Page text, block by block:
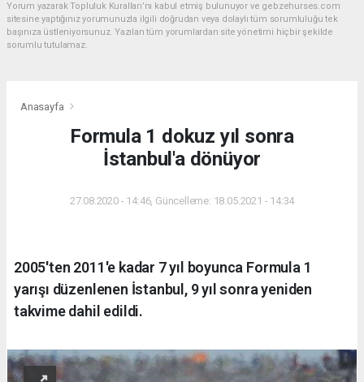
Yorum yazarak Topluluk Kuralları’nı kabul etmiş bulunuyor ve gebzehurses.com
sitesine yaptığınız yorumunuzla ilgili doğrudan veya dolaylı tüm sorumluluğu tek
başınıza üstleniyorsunuz. Yazılan tüm yorumlardan site yönetimi hiçbir şekilde
sorumlu tutulamaz.
Anasayfa
Formula 1 dokuz yıl sonra
İstanbul'a dönüyor
27.08.2020 - 14:46, Güncelleme: 18.05.2021 - 14:34
2005'ten 2011'e kadar 7 yıl boyunca Formula 1
yarışı düzenlenen İstanbul, 9 yıl sonra yeniden
takvime dahil edildi.